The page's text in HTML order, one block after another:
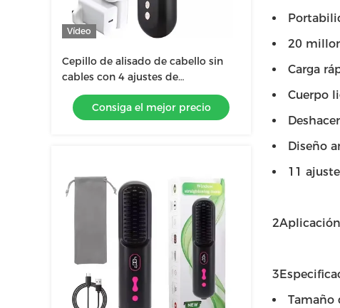
Vídeo
Cepillo de alisado de cabello sin
cables con 4 ajustes de
temperatura PD20W de carga
rápida Diseño de calentamiento
rápido contra quemaduras
Consiga el mejor precio
20
Carga
Cuerpo
Diseño
11
Tamaño